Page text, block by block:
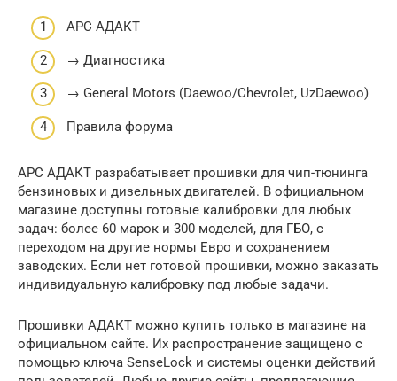
APC АДАКТ
→ Диагностика
→ General Motors (Daewoo/Chevrolet, UzDaewoo)
Правила форума
АРС АДАКТ разрабатывает прошивки для чип-тюнинга
бензиновых и дизельных двигателей. В официальном
магазине доступны готовые калибровки для любых
задач: более 60 марок и 300 моделей, для ГБО, с
переходом на другие нормы Евро и сохранением
заводских. Если нет готовой прошивки, можно заказать
индивидуальную калибровку под любые задачи.
Прошивки АДАКТ можно купить только в магазине на
официальном сайте. Их распространение защищено с
помощью ключа SenseLock и системы оценки действий